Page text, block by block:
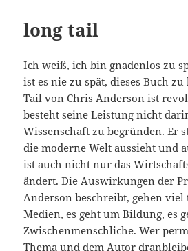
long tail
Ich weiß, ich bin gnadenlos zu
ist es nie zu spät, dieses Buch zu
Tail von Chris Anderson ist
besteht seine Leistung nicht
Wissenschaft zu begründen. Er
die moderne Welt aussieht und
ist auch nicht nur das
ändert. Die Auswirkungen der
Anderson beschreibt, gehen viel
Medien, es geht um Bildung, es
Zwischenmenschliche. Wer
Thema und dem Autor